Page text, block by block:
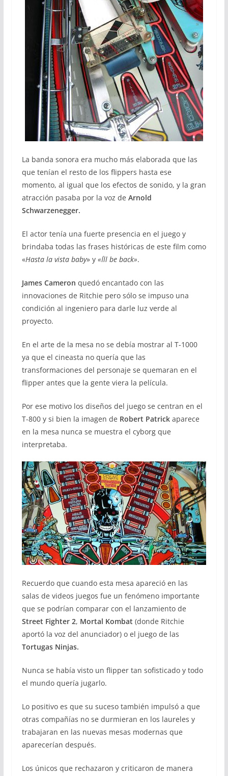
La banda sonora era mucho más elaborada que las
que tenían el resto de los flippers hasta ese
momento, al igual que los efectos de sonido, y la gran
atracción pasaba por la voz de Arnold
Schwarzenegger.
El actor tenía una fuerte presencia en el juego y
brindaba todas las frases históricas de este film como
«Hasta la vista baby» y «I´ll be back».
James Cameron quedó encantado con las
innovaciones de Ritchie pero sólo se impuso una
condición al ingeniero para darle luz verde al
proyecto.
En el arte de la mesa no se debía mostrar al T-1000
ya que el cineasta no quería que las
transformaciones del personaje se quemaran en el
flipper antes que la gente viera la película.
Por ese motivo los diseños del juego se centran en el
T-800 y si bien la imagen de Robert Patrickaparece
en la mesa nunca se muestra el cyborg que
interpretaba.
Recuerdo que cuando esta mesa apareció en las
salas de videos juegos fue un fenómeno importante
que se podrían comparar con el lanzamiento de
Street Fighter 2, Mortal Kombat (donde Ritchie
aportó la voz del anunciador) o el juego de las
Tortugas Ninjas.
Nunca se había visto un flipper tan sofisticado y todo
el mundo quería jugarlo.
Lo positivo es que su suceso también impulsó a que
otras compañías no se durmieran en los laureles y
trabajaran en las nuevas mesas modernas que
aparecerían después.
Los únicos que rechazaron y criticaron de manera